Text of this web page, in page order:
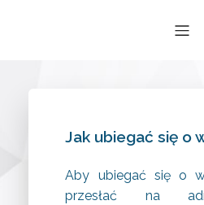
Jak ubiegać się o
Aby ubiegać się o
przesłać na